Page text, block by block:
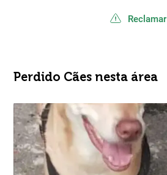
Reclamar
Perdido Cães nesta área